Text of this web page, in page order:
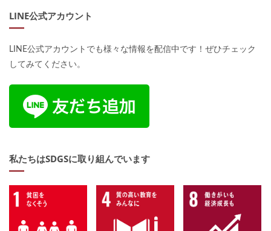
LINE公式アカウント
LINE公式アカウントでも様々な情報を配信中です！ぜひチェック
してみてください。
私たちはSDGSに取り組んでいます